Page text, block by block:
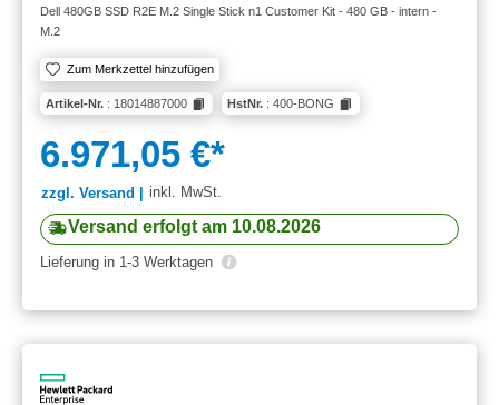
Dell 480GB SSD R2E M.2 Single Stick n1 Customer Kit - 480 GB - intern -
M.2
Zum Merkzettel hinzufügen
Artikel-Nr. : 18014887000 HstNr. : 400-BONG
6.971,05 €*
zzgl. Versand | inkl. MwSt.
Versand erfolgt am 10.08.2026
Lieferung in 1-3 Werktagen